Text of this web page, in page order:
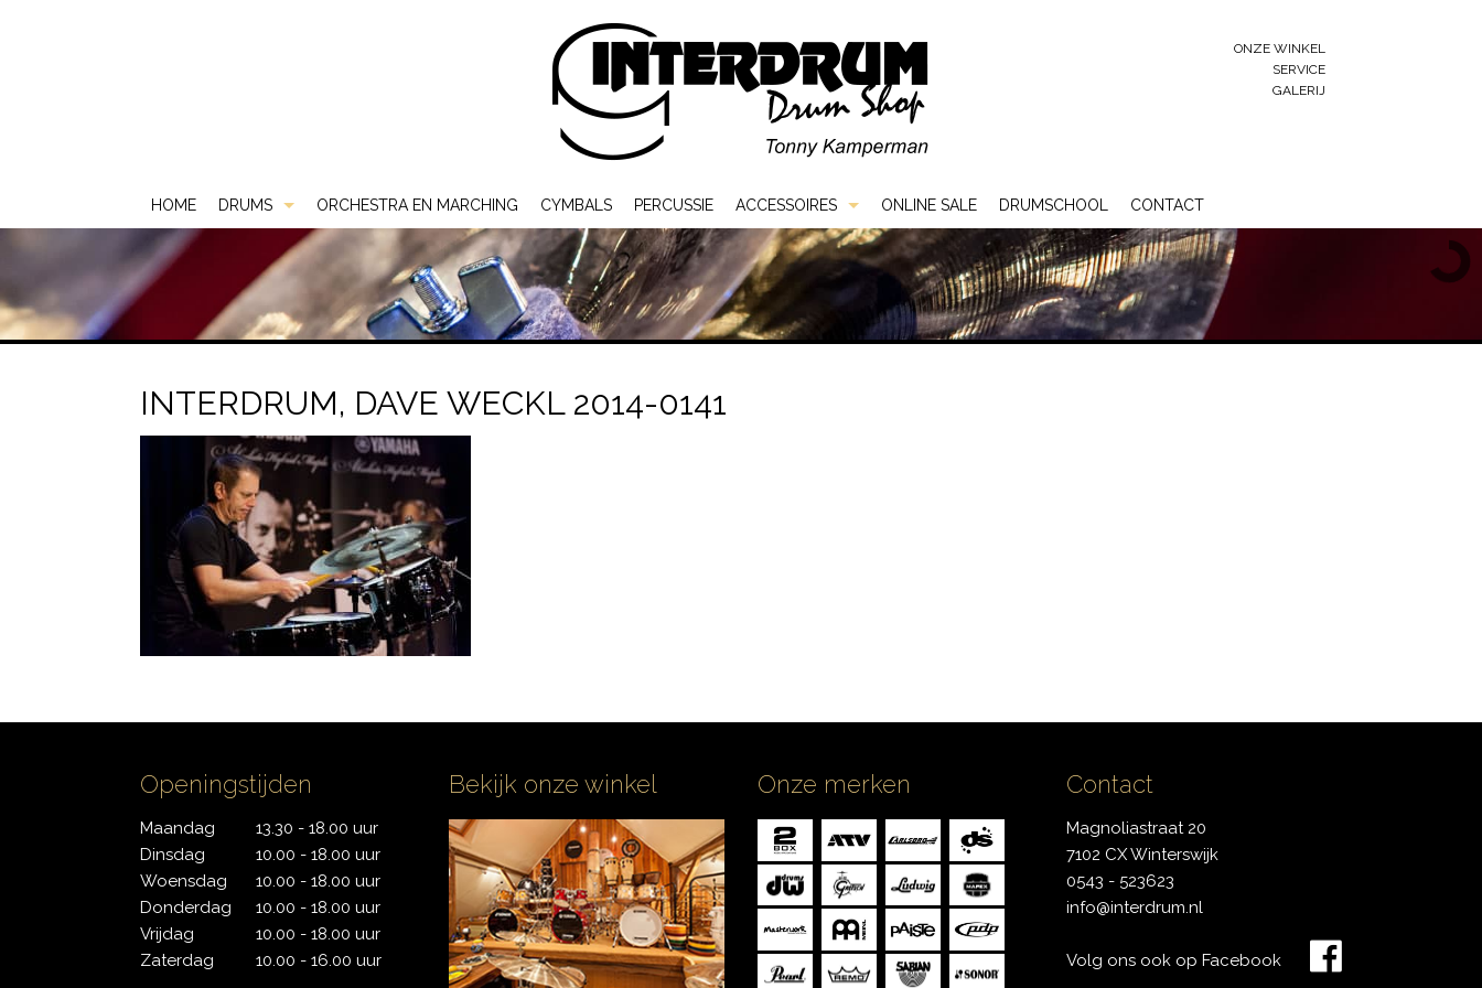
ONZE WINKEL
SERVICE
GALERIJ
HOME DRUMS
Akoestische Drums
DW
Ludwig
PDP
Pearl
Remo
Yamaha
Elektrische Drums
2 Box
Carlsbro
Yamaha
ORCHESTRA EN MARCHING CYMBALS PERCUSSIE ACCESSOIRES
Bags & Cases
Hardware
ONLINE SALE DRUMSCHOOL CONTACT
INTERDRUM, DAVE WECKL 2014-0141
Openingstijden
Maandag
Dinsdag
Woensdag
Donderdag
Vrijdag
Zaterdag
13.30 - 18.00 uur
10.00 - 18.00 uur
10.00 - 18.00 uur
10.00 - 18.00 uur
10.00 - 18.00 uur
10.00 - 16.00 uur
Bekijk onze winkel Onze merken Contact
Magnoliastraat 20
7102 CX Winterswijk
0543 - 523623
info@interdrum.nl
Volg ons ook op Facebook